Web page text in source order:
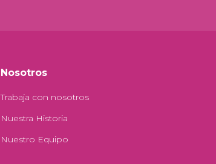
Nosotros
Trabaja con nosotros
Nuestra Historia
Nuestro Equipo